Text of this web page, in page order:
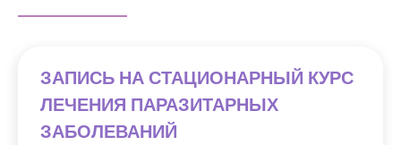
ЗАПИСЬ НА СТАЦИОНАРНЫЙ КУРС
ЛЕЧЕНИЯ ПАРАЗИТАРНЫХ
ЗАБОЛЕВАНИЙ